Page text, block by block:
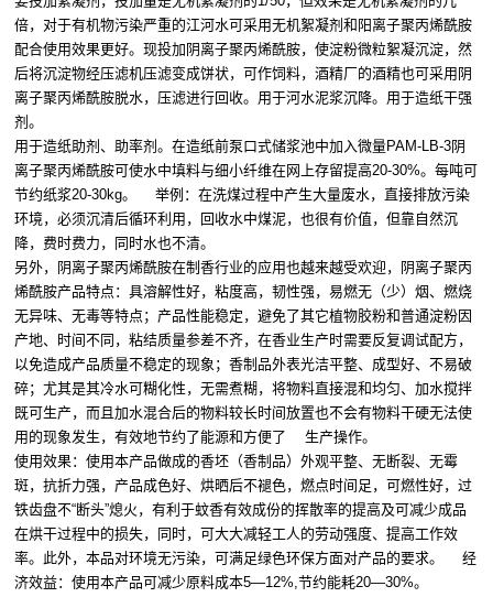
倍，对于有机物污染严重的江河水可采用无机絮凝剂和阳离子聚丙烯酰胺
配合使用效果更好。现投加阴离子聚丙烯酰胺，使淀粉微粒絮凝沉淀，然
后将沉淀物经压滤机压滤变成饼状，可作饲料，酒精厂的酒精也可采用阴
离子聚丙烯酰胺脱水，压滤进行回收。用于河水泥浆沉降。用于造纸干强
剂。
用于造纸助剂、助率剂。在造纸前泵口式储浆池中加入微量PAM-LB-3阴
离子聚丙烯酰胺可使水中填料与细小纤维在网上存留提高20-30%。每吨可
节约纸浆20-30kg。 举例：在洗煤过程中产生大量废水，直接排放污染
环境，必须沉清后循环利用，回收水中煤泥，也很有价值，但靠自然沉
降，费时费力，同时水也不清。
另外，阴离子聚丙烯酰胺在制香行业的应用也越来越受欢迎，阴离子聚丙
烯酰胺产品特点：具溶解性好，粘度高，韧性强，易燃无（少）烟、燃烧
无异味、无毒等特点；产品性能稳定，避免了其它植物胶粉和普通淀粉因
产地、时间不同，粘结质量参差不齐，在香业生产时需要反复调试配方，
以免造成产品质量不稳定的现象；香制品外表光洁平整、成型好、不易破
碎；尤其是其冷水可糊化性，无需煮糊，将物料直接混和均匀、加水搅拌
既可生产，而且加水混合后的物料较长时间放置也不会有物料干硬无法使
用的现象发生，有效地节约了能源和方便了 生产操作。
使用效果：使用本产品做成的香坯（香制品）外观平整、无断裂、无霉
斑，抗折力强，产品成色好、烘晒后不褪色，燃点时间足，可燃性好，过
铁齿盘不“断头”熄火，有利于蚊香有效成份的挥散率的提高及可减少成品
在烘干过程中的损失，同时，可大大减轻工人的劳动强度、提高工作效
率。此外，本品对环境无污染，可满足绿色环保方面对产品的要求。 经
济效益：使用本产品可减少原料成本5—12%,节约能耗20—30%。